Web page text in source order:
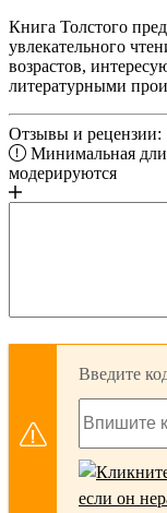
Книга Толстого
увлекательного
возрастов,
литературными
Отзывы и рецензии:
Минимальная
модерируются
Введите